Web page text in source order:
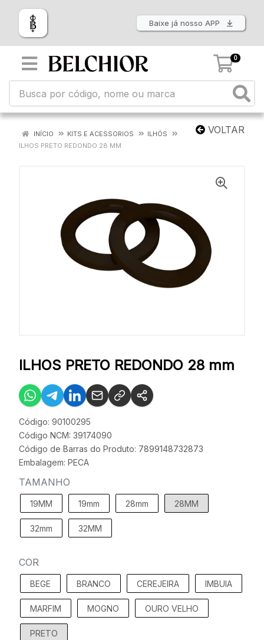
Baixe já nosso APP
0
VOLTAR
INÍCIO KITS E ACESSORIOS
ILHÓS
ILHOS PRETO REDONDO 28 MM
ILHOS PRETO REDONDO 28 mm
Código: 90100295
Código NCM: 39174090
Código de Barras do Produto: 7899148732873
Embalagem: PECA
TAMANHO
19MM 19mm 28mm 28MM
32mm 32MM
COR
BEGE BRANCO CEREJEIRA IMBUIA
MARFIM MOGNO OURO VELHO
PRETO